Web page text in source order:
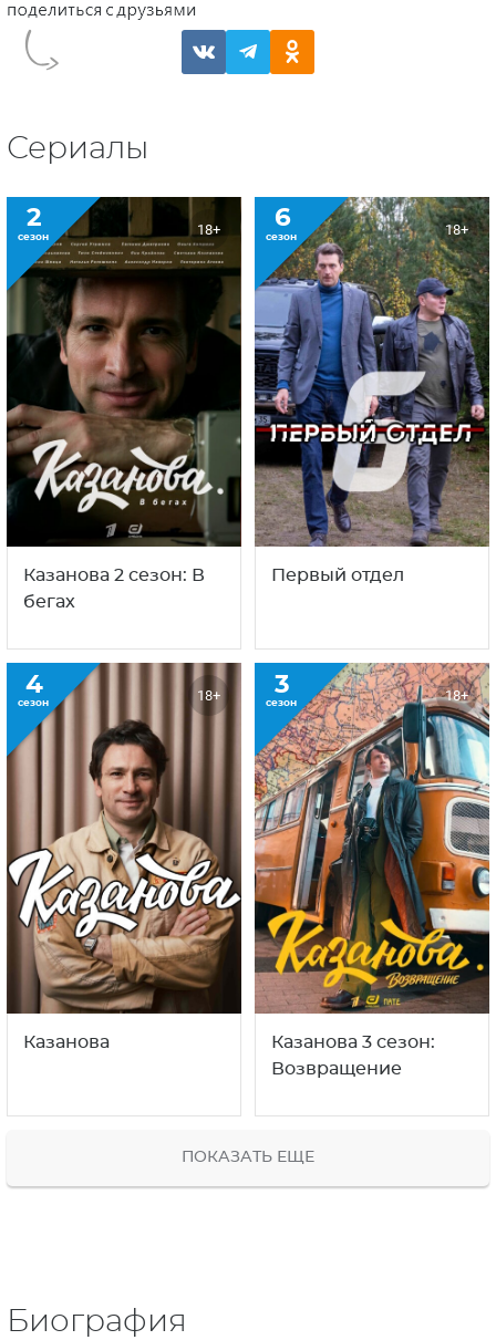
Сериалы
2
сезон 18+
Казанова 2 сезон: В
бегах
6
сезон 18+
Первый отдел
4
сезон 18+
Казанова
3
сезон 18+
Казанова 3 сезон:
Возвращение
ПОКАЗАТЬ ЕЩЕ
Биография